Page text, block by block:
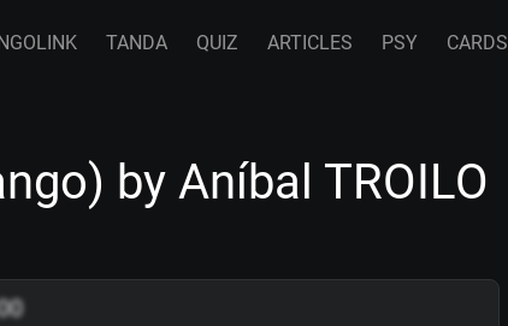
TANDA QUIZ ARTICLES PSY CARDS
by Aníbal TROILO